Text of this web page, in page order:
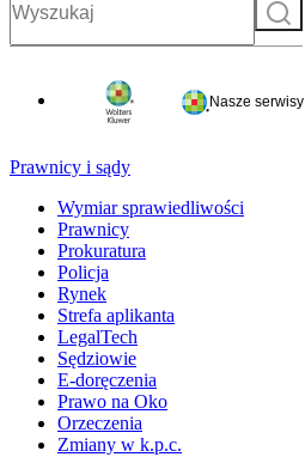
Szukaj
Nasze serwisy
Prawnicy i sądy
Wymiar sprawiedliwości
Prawnicy
Prokuratura
Policja
Rynek
Strefa aplikanta
LegalTech
Sędziowie
E-doręczenia
Prawo na Oko
Orzeczenia
Zmiany w k.p.c.